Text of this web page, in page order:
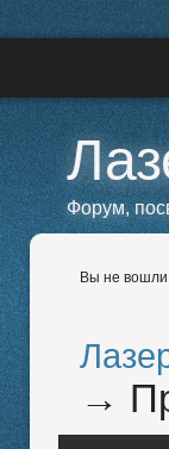
Форум,
Вы не вошли.
→